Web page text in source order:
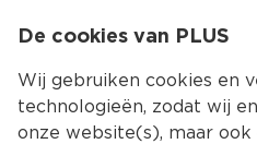
De cookies van PLUS
Wij gebruiken cookies en
technologieën, zodat wij
onze website(s), maar